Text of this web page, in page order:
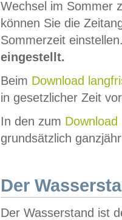
Wechsel im Sommer
können Sie die
Sommerzeit
eingestellt.
Beim Download
in gesetzlicher Zeit
In den zum Download
grundsätzlich
Der
Der Wasserstand ist